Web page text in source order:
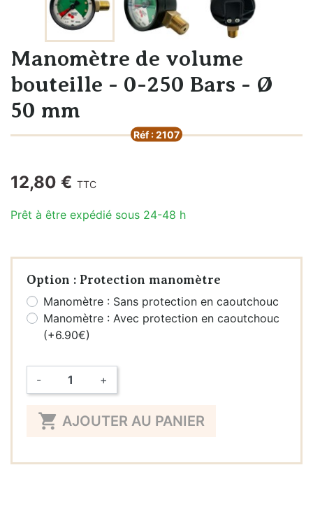
Manomètre de volume
bouteille - 0-250 Bars - Ø
50 mm
Réf : 2107
12,80 € TTC
Prêt à être expédié sous 24-48 h
Option : Protection manomètre
Manomètre : Sans protection en caoutchouc
Manomètre : Avec protection en caoutchouc
(+6.90€)
Quantité
- +
 AJOUTER AU PANIER